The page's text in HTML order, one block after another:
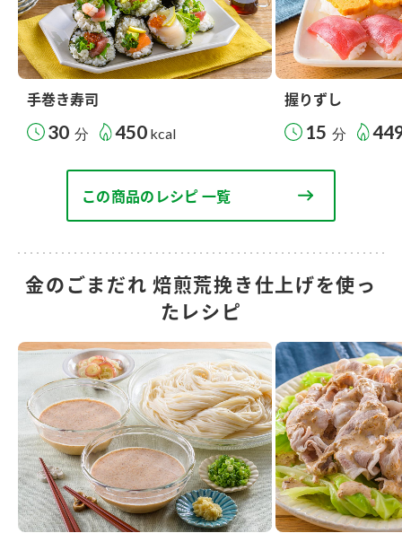
手巻き寿司
30 分 450 kcal
握りずし
15 分
この商品のレシピ 一覧
金のごまだれ 焙煎荒挽き仕上げを使っ
たレシピ